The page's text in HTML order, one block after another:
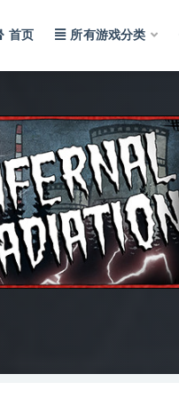
首页 所有游戏分类